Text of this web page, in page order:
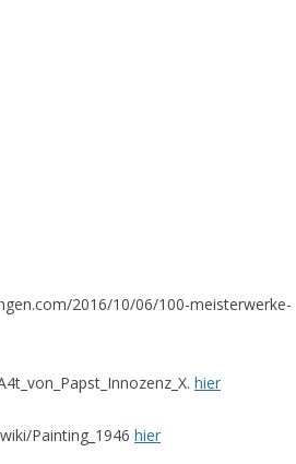
2016/10/06/100-meisterwerke-
hier
Painting_1946 hier